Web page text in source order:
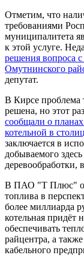
Отметим, что
требованиями
муниципалитета
к этой услуге.
решения вопроса
Омутнинского
депутат.
В Кирсе
решена, но этот
сообщали о
котельной в
заключается в
добываемого
деревообработки,
В ПАО "Т Плюс"
топлива в
более миллиарда
котельная придёт
обеспечивать
райцентра, а
кабельного